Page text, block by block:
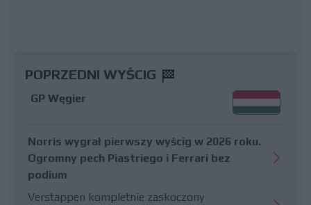
POPRZEDNI WYŚCIG
GP Węgier
Norris wygrał pierwszy wyścig w 2026 roku.
Ogromny pech Piastriego i Ferrari bez
podium
Verstappen kompletnie zaskoczony